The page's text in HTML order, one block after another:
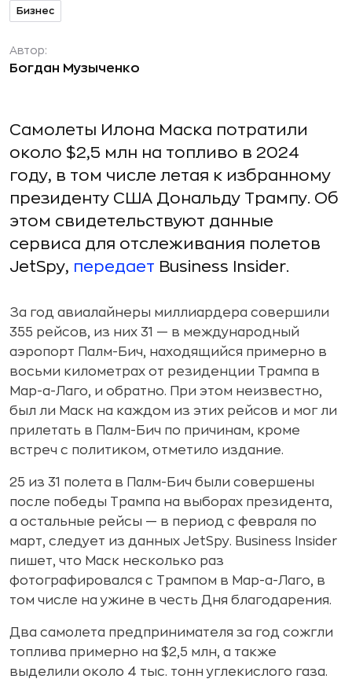
Бизнес
Автор:
Богдан Музыченко
Самолеты Илона Маска потратили
около $2,5 млн на топливо в 2024
году, в том числе летая к избранному
президенту США Дональду Трампу. Об
этом свидетельствуют данные
сервиса для отслеживания полетов
JetSpy, передает Business Insider.
За год авиалайнеры миллиардера совершили
355 рейсов, из них 31 — в международный
аэропорт Палм-Бич, находящийся примерно в
восьми километрах от резиденции Трампа в
Мар-а-Лаго, и обратно. При этом неизвестно,
был ли Маск на каждом из этих рейсов и мог ли
прилетать в Палм-Бич по причинам, кроме
встреч с политиком, отметило издание.
25 из 31 полета в Палм-Бич были совершены
после победы Трампа на выборах президента,
а остальные рейсы — в период с февраля по
март, следует из данных JetSpy. Business Insider
пишет, что Маск несколько раз
фотографировался с Трампом в Мар-а-Лаго, в
том числе на ужине в честь Дня благодарения.
Два самолета предпринимателя за год сожгли
топлива примерно на $2,5 млн, а также
выделили около 4 тыс. тонн углекислого газа.